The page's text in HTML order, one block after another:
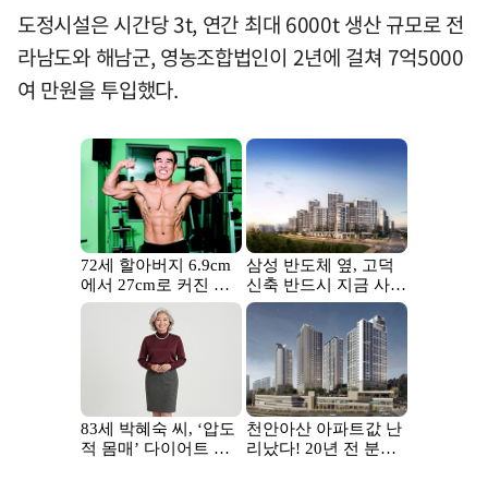
도정시설은 시간당 3t, 연간 최대 6000t 생산 규모로 전
라남도와 해남군, 영농조합법인이 2년에 걸쳐 7억5000
여 만원을 투입했다.